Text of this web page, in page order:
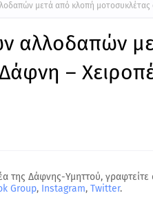
μετά από κλοπή
αλλοδαπών
–
της Δάφνης-Υμηττού, γραφτείτε
Group, Instagram, Twitter.